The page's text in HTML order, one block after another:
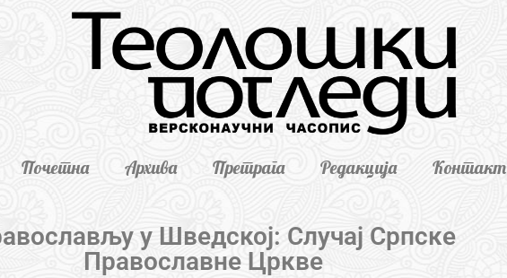
Почетна Архива Претрага Редакција Контакт
у Шведској: Случај Српске
Православне Цркве